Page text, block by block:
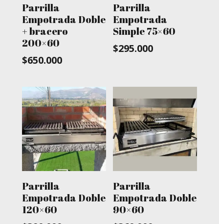
Parrilla
Empotrada Doble
+ bracero
200×60
$650.000
Parrilla
Empotrada
Simple 75×60
$295.000
Parrilla
Empotrada Doble
120×60
Parrilla
Empotrada Doble
90×60